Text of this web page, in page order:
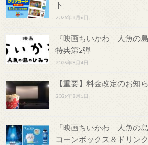
ト
2026年8月6日
『映画ちいかわ 人魚の
特典第2弾
2026年8月4日
【重要】料金改定のお知
2026年8月1日
『映画ちいかわ 人魚の
コーンボックス＆ドリン